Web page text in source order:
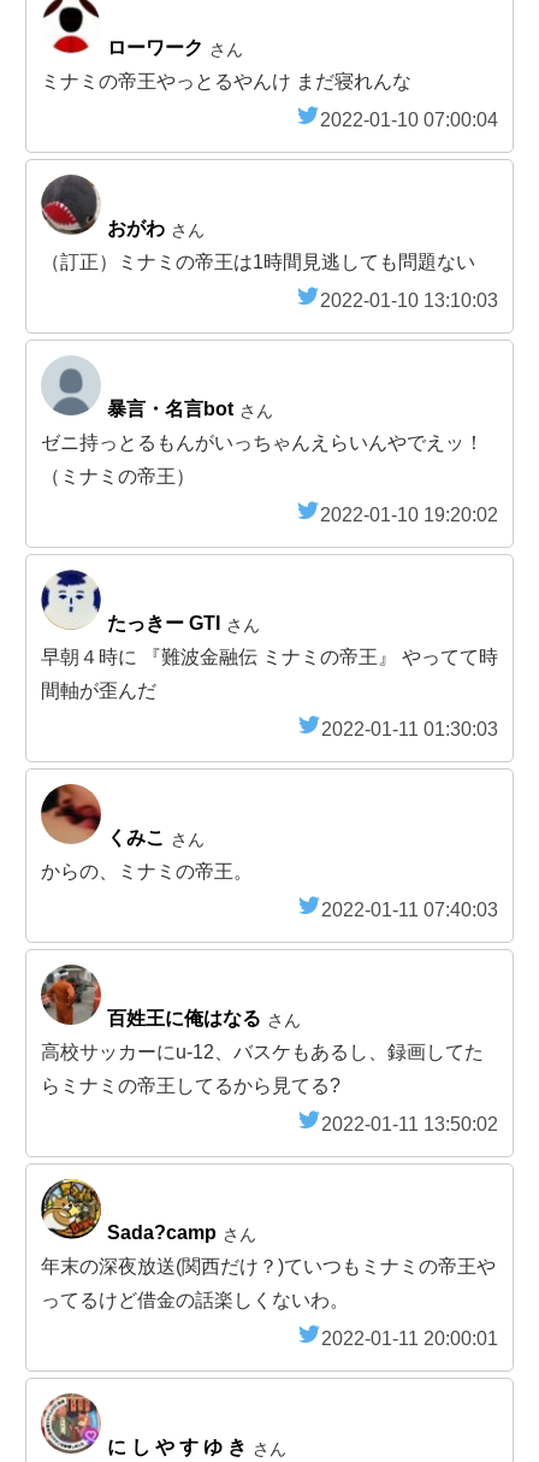
ローワーク さん
ミナミの帝王やっとるやんけ まだ寝れんな
2022-01-10 07:00:04
おがわ さん
（訂正）ミナミの帝王は1時間見逃しても問題ない
2022-01-10 13:10:03
暴言・名言bot さん
ゼニ持っとるもんがいっちゃんえらいんやでえッ！
（ミナミの帝王）
2022-01-10 19:20:02
たっきー GTI さん
早朝４時に 『難波金融伝 ミナミの帝王』 やってて時
間軸が歪んだ
2022-01-11 01:30:03
くみこ さん
からの、ミナミの帝王。
2022-01-11 07:40:03
百姓王に俺はなる さん
高校サッカーにu-12、バスケもあるし、録画してた
らミナミの帝王してるから見てる?
2022-01-11 13:50:02
Sada?camp さん
年末の深夜放送(関西だけ？)ていつもミナミの帝王や
ってるけど借金の話楽しくないわ。
2022-01-11 20:00:01
に し や す ゆ き さん